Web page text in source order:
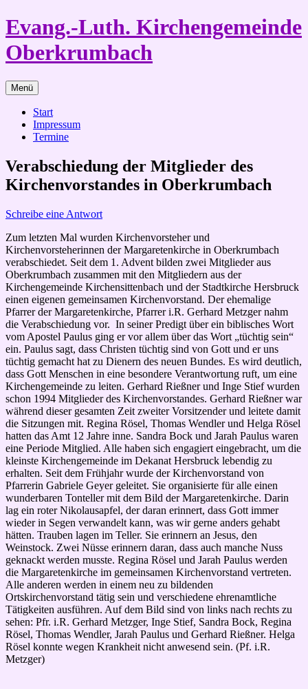
Zum
Inhalt
springen
Evang.-Luth. Kirchengemeinde
Oberkrumbach
Menü
Start
Impressum
Termine
Verabschiedung der Mitglieder des
Kirchenvorstandes in Oberkrumbach
Schreibe eine Antwort
Zum letzten Mal wurden Kirchenvorsteher und
Kirchenvorsteherinnen der Margaretenkirche in Oberkrumbach
verabschiedet. Seit dem 1. Advent bilden zwei Mitglieder aus
Oberkrumbach zusammen mit den Mitgliedern aus der
Kirchengemeinde Kirchensittenbach und der Stadtkirche Hersbruck
einen eigenen gemeinsamen Kirchenvorstand. Der ehemalige
Pfarrer der Margaretenkirche, Pfarrer i.R. Gerhard Metzger nahm
die Verabschiedung vor. In seiner Predigt über ein biblisches Wort
vom Apostel Paulus ging er vor allem über das Wort „tüchtig sein“
ein. Paulus sagt, dass Christen tüchtig sind von Gott und er uns
tüchtig gemacht hat zu Dienern des neuen Bundes. Es wird deutlich,
dass Gott Menschen in eine besondere Verantwortung ruft, um eine
Kirchengemeinde zu leiten. Gerhard Rießner und Inge Stief wurden
schon 1994 Mitglieder des Kirchenvorstandes. Gerhard Rießner war
während dieser gesamten Zeit zweiter Vorsitzender und leitete damit
die Sitzungen mit. Regina Rösel, Thomas Wendler und Helga Rösel
hatten das Amt 12 Jahre inne. Sandra Bock und Jarah Paulus waren
eine Periode Mitglied. Alle haben sich engagiert eingebracht, um die
kleinste Kirchengemeinde im Dekanat Hersbruck lebendig zu
erhalten. Seit dem Frühjahr wurde der Kirchenvorstand von
Pfarrerin Gabriele Geyer geleitet. Sie organisierte für alle einen
wunderbaren Tonteller mit dem Bild der Margaretenkirche. Darin
lag ein roter Nikolausapfel, der daran erinnert, dass Gott immer
wieder in Segen verwandelt kann, was wir gerne anders gehabt
hätten. Trauben lagen im Teller. Sie erinnern an Jesus, den
Weinstock. Zwei Nüsse erinnern daran, dass auch manche Nuss
geknackt werden musste. Regina Rösel und Jarah Paulus werden
die Margaretenkirche im gemeinsamen Kirchenvorstand vertreten.
Alle anderen werden in einem neu zu bildenden
Ortskirchenvorstand tätig sein und verschiedene ehrenamtliche
Tätigkeiten ausführen. Auf dem Bild sind von links nach rechts zu
sehen: Pfr. i.R. Gerhard Metzger, Inge Stief, Sandra Bock, Regina
Rösel, Thomas Wendler, Jarah Paulus und Gerhard Rießner. Helga
Rösel konnte wegen Krankheit nicht anwesend sein. (Pf. i.R.
Metzger)